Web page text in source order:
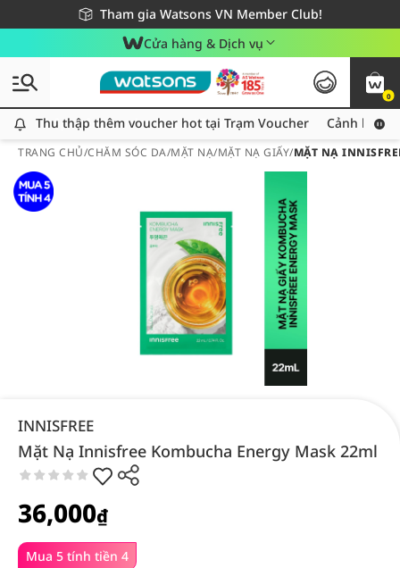
Tham gia Watsons VN Member Club!
Miễn phí giao hàng cho đơn hàng từ 249,000Đ
Giao hàng nhanh 24h - Áp dụng khu vực TP. Hồ Chí Minh
Cửa hàng & Dịch vụ
0
Thu thập thêm voucher hot tại Trạm Voucher
Thu thập thêm voucher hot tại Trạm Voucher Cảnh báo
TRANG CHỦ/CHĂM SÓC DA/MẶT NẠ/MẶT NẠ GIẤY/MẶT NẠ
INNISFREE
Mặt Nạ Innisfree Kombucha Energy Mask 22ml
Mua 5 tính tiền 4
36,000₫